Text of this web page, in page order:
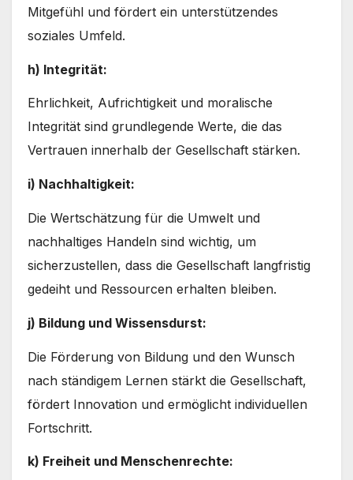
Mitgefühl und fördert ein unterstützendes
soziales Umfeld.
h) Integrität:
Ehrlichkeit, Aufrichtigkeit und moralische
Integrität sind grundlegende Werte, die das
Vertrauen innerhalb der Gesellschaft stärken.
i) Nachhaltigkeit:
Die Wertschätzung für die Umwelt und
nachhaltiges Handeln sind wichtig, um
sicherzustellen, dass die Gesellschaft langfristig
gedeiht und Ressourcen erhalten bleiben.
j) Bildung und Wissensdurst:
Die Förderung von Bildung und den Wunsch
nach ständigem Lernen stärkt die Gesellschaft,
fördert Innovation und ermöglicht individuellen
Fortschritt.
k) Freiheit und Menschenrechte: